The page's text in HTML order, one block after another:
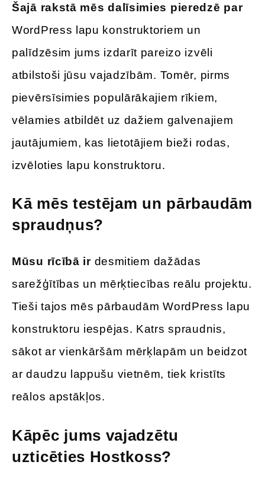
Šajā rakstā mēs dalīsimies pieredzē par
WordPress lapu konstruktoriem un
palīdzēsim jums izdarīt pareizo izvēli
atbilstoši jūsu vajadzībām. Tomēr, pirms
pievērsīsimies populārākajiem rīkiem,
vēlamies atbildēt uz dažiem galvenajiem
jautājumiem, kas lietotājiem bieži rodas,
izvēloties lapu konstruktoru.
Kā mēs testējam un pārbaudām
spraudņus?
Mūsu rīcībā irdesmitiem dažādas
sarežģītības un mērķtiecības reālu projektu.
Tieši tajos mēs pārbaudām WordPress lapu
konstruktoru iespējas. Katrs spraudnis,
sākot ar vienkāršām mērķlapām un beidzot
ar daudzu lappušu vietnēm, tiek kristīts
reālos apstākļos.
Kāpēc jums vajadzētu
uzticēties Hostkoss?